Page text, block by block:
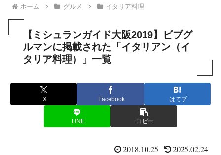
ホーム グルメ イタリア料理
【ミシュランガイド大阪2019】ビブグ
ルマンに掲載された「イタリアン（イ
タリア料理）」一覧
X Facebook はてブ
LINE コピー
2018.10.25 2025.02.24